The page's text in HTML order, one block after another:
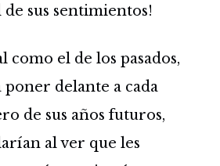
sus sentimientos!
como el de los pasados,
poner delante a cada
de sus años futuros,
al ver que les